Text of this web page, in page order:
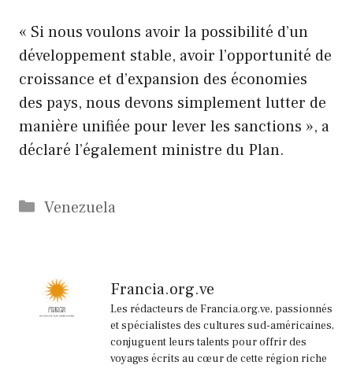
« Si nous voulons avoir la possibilité d’un
développement stable, avoir l’opportunité de
croissance et d’expansion des économies
des pays, nous devons simplement lutter de
manière unifiée pour lever les sanctions », a
déclaré l’également ministre du Plan.
Catégories
Venezuela
Francia.org.ve
Les rédacteurs de Francia.org.ve, passionnés
et spécialistes des cultures sud-américaines,
conjuguent leurs talents pour offrir des
voyages écrits au cœur de cette région riche